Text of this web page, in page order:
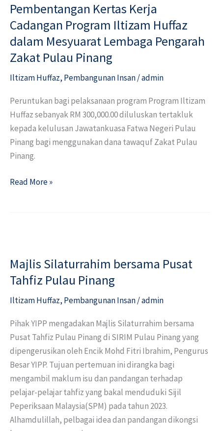
Pembentangan Kertas Kerja
Cadangan Program Iltizam Huffaz
dalam Mesyuarat Lembaga Pengarah
Zakat Pulau Pinang
Iltizam Huffaz, Pembangunan Insan/admin
Peruntukan bagi pelaksanaan program Program Iltizam
Huffaz sebanyak RM 300,000.00 diluluskan tertakluk
kepada kelulusan Jawatankuasa Fatwa Negeri Pulau
Pinang bagi menggunakan dana tawaquf Zakat Pulau
Pinang.
Kerja
Cadangan
Program
Huffaz
dalam
Lembaga
Pengarah
Zakat
Pulau
Pinang
Read More »
Majlis Silaturrahim bersama Pusat
Tahfiz Pulau Pinang
Iltizam Huffaz, Pembangunan Insan/admin
Pihak YIPP mengadakan Majlis Silaturrahim bersama
Pusat Tahfiz Pulau Pinang di SIRIM Pulau Pinang yang
dipengerusikan oleh Encik Mohd Fitri Ibrahim, Pengurus
Besar YIPP. Tujuan pertemuan ini dirangka bagi
mengambil maklum isu dan pandangan terhadap
pelajar-pelajar tahfiz yang bakal menduduki Sijil
Peperiksaan Malaysia(SPM) pada tahun 2023.
Alhamdulillah, pelbagai idea dan pandangan dikongsi
bersama
Pusat
Pulau
Pinang